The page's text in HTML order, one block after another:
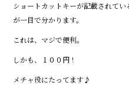
ショートカットキーが記載されて
が一目で分かります。
これは、マジで便利。
しかも、１００円！
メチャ役にたってます♪